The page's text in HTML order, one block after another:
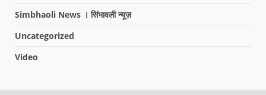
Simbhaoli News । सिंभावली न्यूज़
Uncategorized
Video